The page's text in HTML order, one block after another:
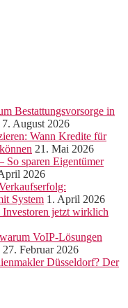
Bestattungsvorsorge in
7. August 2026
Wann Kredite für
21. Mai 2026
So sparen Eigentümer
2026
System 1. April 2026
Investoren jetzt wirklich
VoIP-Lösungen
27. Februar 2026
Düsseldorf? Der